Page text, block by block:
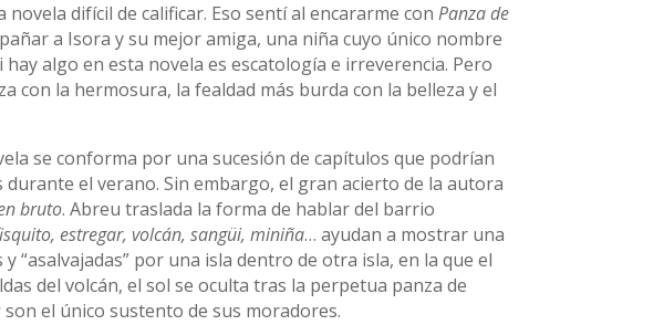
difícil de calificar. Eso sentí al encararme conPanza de
a Isora y su mejor amiga, una niña cuyo único nombre
algo en esta novela es escatología e irreverencia. Pero
con la hermosura, la fealdad más burda con la belleza y el
se conforma por una sucesión de capítulos que podrían
el verano. Sin embargo, el gran acierto de la autora
bruto. Abreu traslada la forma de hablar del barrio
estregar, volcán, sangüi, miniña… ayudan a mostrar una
por una isla dentro de otra isla, en la que el
del volcán, el sol se oculta tras la perpetua panza de
son el único sustento de sus moradores.